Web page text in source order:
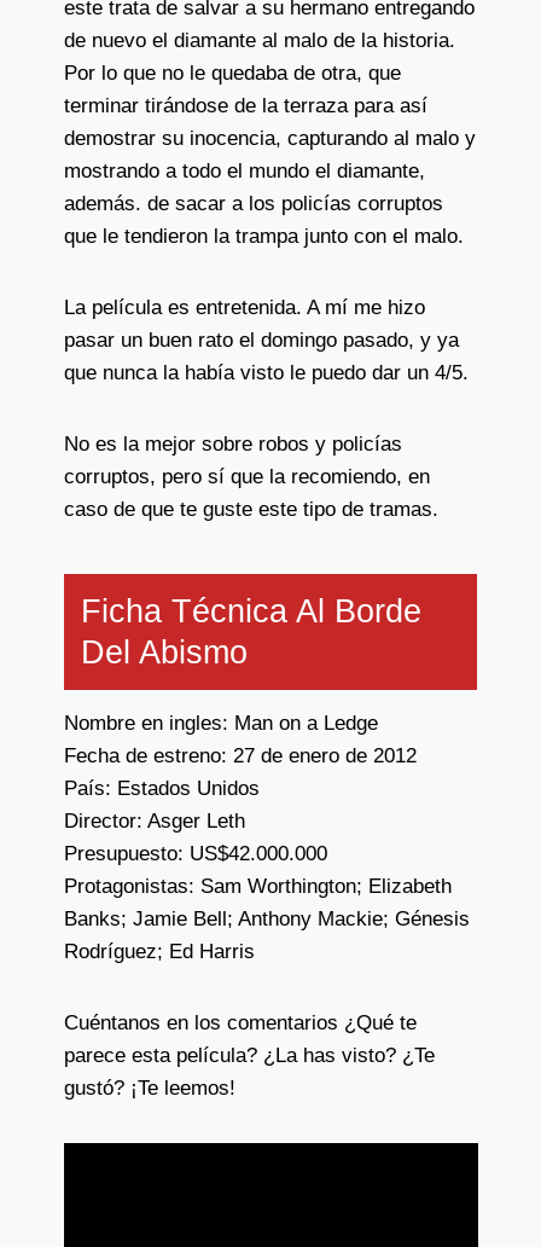
este trata de salvar a su hermano entregando
de nuevo el diamante al malo de la historia.
Por lo que no le quedaba de otra, que
terminar tirándose de la terraza para así
demostrar su inocencia, capturando al malo y
mostrando a todo el mundo el diamante,
además. de sacar a los policías corruptos
que le tendieron la trampa junto con el malo.
La película es entretenida. A mí me hizo
pasar un buen rato el domingo pasado, y ya
que nunca la había visto le puedo dar un 4/5.
No es la mejor sobre robos y policías
corruptos, pero sí que la recomiendo, en
caso de que te guste este tipo de tramas.
Ficha Técnica Al Borde
Del Abismo
Nombre en ingles: Man on a Ledge
Fecha de estreno: 27 de enero de 2012
País: Estados Unidos
Director: Asger Leth
Presupuesto: US$42.000.000
Protagonistas: Sam Worthington; Elizabeth
Banks; Jamie Bell; Anthony Mackie; Génesis
Rodríguez; Ed Harris
Cuéntanos en los comentarios ¿Qué te
parece esta película? ¿La has visto? ¿Te
gustó? ¡Te leemos!